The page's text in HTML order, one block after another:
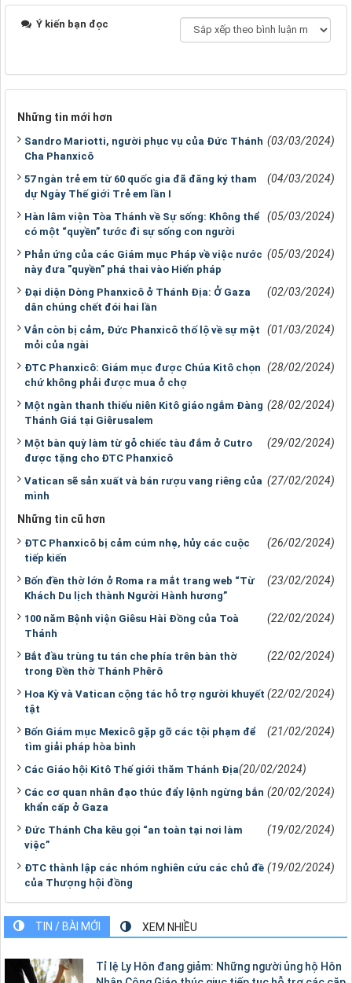
Ý kiến bạn đọc
Những tin mới hơn
Sandro Mariotti, người phục vụ của Đức Thánh
Cha Phanxicô
(03/03/2024)
57 ngàn trẻ em từ 60 quốc gia đã đăng ký tham
dự Ngày Thế giới Trẻ em lần I
(04/03/2024)
Hàn lâm viện Tòa Thánh về Sự sống: Không thể
có một “quyền” tước đi sự sống con người
(05/03/2024)
Phản ứng của các Giám mục Pháp về việc nước
này đưa "quyền" phá thai vào Hiến pháp
(05/03/2024)
Đại diện Dòng Phanxicô ở Thánh Địa: Ở Gaza
dân chúng chết đói hai lần
(02/03/2024)
Vẫn còn bị cảm, Đức Phanxicô thố lộ về sự mệt
mỏi của ngài
(01/03/2024)
ĐTC Phanxicô: Giám mục được Chúa Kitô chọn
chứ không phải được mua ở chợ
(28/02/2024)
Một ngàn thanh thiếu niên Kitô giáo ngắm Đàng
Thánh Giá tại Giêrusalem
(28/02/2024)
Một bàn quỳ làm từ gỗ chiếc tàu đắm ở Cutro
được tặng cho ĐTC Phanxicô
(29/02/2024)
Vatican sẽ sản xuất và bán rượu vang riêng của
mình
(27/02/2024)
Những tin cũ hơn
ĐTC Phanxicô bị cảm cúm nhẹ, hủy các cuộc
tiếp kiến
(26/02/2024)
Bốn đền thờ lớn ở Roma ra mắt trang web “Từ
Khách Du lịch thành Người Hành hương”
(23/02/2024)
100 năm Bệnh viện Giêsu Hài Đồng của Toà
Thánh
(22/02/2024)
Bắt đầu trùng tu tán che phía trên bàn thờ
trong Đền thờ Thánh Phêrô
(22/02/2024)
Hoa Kỳ và Vatican cộng tác hỗ trợ người khuyết
tật
(22/02/2024)
Bốn Giám mục Mexicô gặp gỡ các tội phạm để
tìm giải pháp hòa bình
(21/02/2024)
Các Giáo hội Kitô Thế giới thăm Thánh Địa(20/02/2024)
Các cơ quan nhân đạo thúc đẩy lệnh ngừng bắn
khẩn cấp ở Gaza
(20/02/2024)
Đức Thánh Cha kêu gọi “an toàn tại nơi làm
việc”
(19/02/2024)
ĐTC thành lập các nhóm nghiên cứu các chủ đề
của Thượng hội đồng
(19/02/2024)
TIN / BÀI MỚI XEM NHIỀU
Tỉ lệ Ly Hôn đang giảm: Những người ủng hộ Hôn